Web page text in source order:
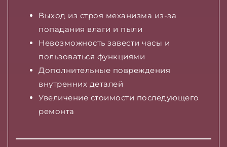
Выход из строя механизма из-за
попадания влаги и пыли
Невозможность завести часы и
пользоваться функциями
Дополнительные повреждения
внутренних деталей
Увеличение стоимости последующего
ремонта